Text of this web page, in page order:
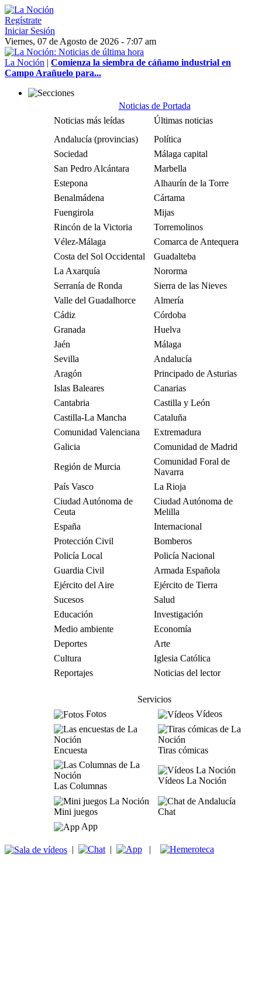
Regístrate
Iniciar Sesión
Viernes, 07 de Agosto de 2026 - 7:07 am
La Noción | Comienza la siembra de cáñamo industrial en
Campo Arañuelo para...
Noticias de Portada
Noticias más leídas
Últimas noticias
Andalucía (provincias)
Política
Sociedad
Málaga capital
San Pedro Alcántara
Marbella
Estepona
Alhaurín de la Torre
Benalmádena
Cártama
Fuengirola
Mijas
Rincón de la Victoria
Torremolinos
Vélez-Málaga
Comarca de Antequera
Costa del Sol Occidental
Guadalteba
La Axarquía
Nororma
Serranía de Ronda
Sierra de las Nieves
Valle del Guadalhorce
Almería
Cádiz
Córdoba
Granada
Huelva
Jaén
Málaga
Sevilla
Andalucía
Aragón
Principado de Asturias
Islas Baleares
Canarias
Cantabria
Castilla y León
Castilla-La Mancha
Cataluña
Comunidad Valenciana
Extremadura
Galicia
Comunidad de Madrid
Región de Murcia
Comunidad Foral de
Navarra
País Vasco
La Rioja
Ciudad Autónoma de
Ceuta
Ciudad Autónoma de
Melilla
España
Internacional
Protección Civil
Bomberos
Policía Local
Policía Nacional
Guardia Civil
Armada Española
Ejército del Aire
Ejército de Tierra
Sucesos
Salud
Educación
Investigación
Medio ambiente
Economía
Deportes
Arte
Cultura
Iglesia Católica
Reportajes
Noticias del lector
Servicios
Fotos
Vídeos
Encuesta Tiras cómicas
Las Columnas
Vídeos La Noción
Mini juegos
Chat
App
| | |